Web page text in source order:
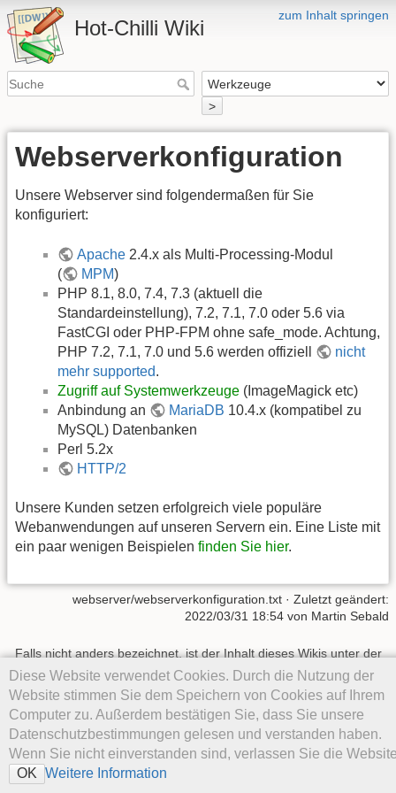
zum Inhalt springen
Hot-Chilli Wiki
>
Webserverkonfiguration
Unsere Webserver sind folgendermaßen für Sie
konfiguriert:
Apache 2.4.x als Multi-Processing-Modul
(
MPM)
PHP 8.1, 8.0, 7.4, 7.3 (aktuell die
Standardeinstellung), 7.2, 7.1, 7.0 oder 5.6 via
FastCGI oder PHP-FPM ohne safe_mode. Achtung,
PHP 7.2, 7.1, 7.0 und 5.6 werden offiziell
nicht
mehr supported.
Zugriff auf Systemwerkzeuge (ImageMagick etc)
Anbindung an
MariaDB 10.4.x (kompatibel zu
MySQL) Datenbanken
Perl 5.2x
HTTP/2
Unsere Kunden setzen erfolgreich viele populäre
Webanwendungen auf unseren Servern ein. Eine Liste mit
ein paar wenigen Beispielen finden Sie hier.
Diese Website verwendet Cookies. Durch die Nutzung der
Website stimmen Sie dem Speichern von Cookies auf Ihrem
Computer zu. Außerdem bestätigen Sie, dass Sie unsere
Datenschutzbestimmungen gelesen und verstanden haben.
Wenn Sie nicht einverstanden sind, verlassen Sie die
OK Weitere Information
webserver/webserverkonfiguration.txt · Zuletzt geändert:
2022/03/31 18:54 von Martin Sebald
Falls nicht anders bezeichnet, ist der Inhalt dieses Wikis unter der
folgenden Lizenz veröffentlicht:
CC Attribution-Share Alike 4.0
International